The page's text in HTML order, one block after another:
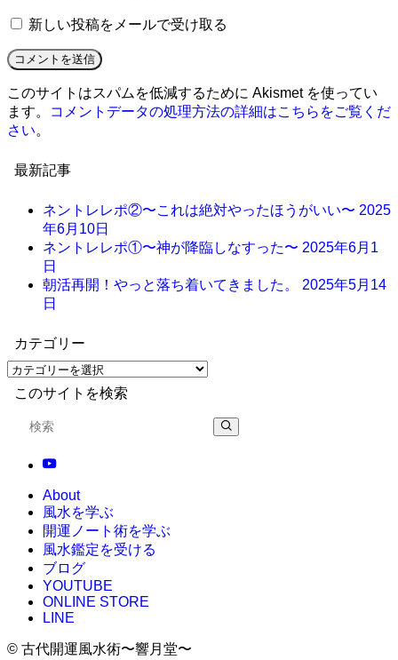
新しい投稿をメールで受け取る
このサイトはスパムを低減するために Akismet を使ってい
ます。
コメントデータの処理方法の詳細はこちらをご覧くだ
さい。
最新記事
ネントレレポ②〜これは絶対やったほうがいい〜 2025
年6月10日
ネントレレポ①〜神が降臨しなすった〜 2025年6月1
日
朝活再開！やっと落ち着いてきました。 2025年5月14
日
カテゴリー
このサイトを検索
About
風水を学ぶ
開運ノート術を学ぶ
風水鑑定を受ける
ブログ
YOUTUBE
ONLINE STORE
LINE
© 古代開運風水術〜響月堂〜